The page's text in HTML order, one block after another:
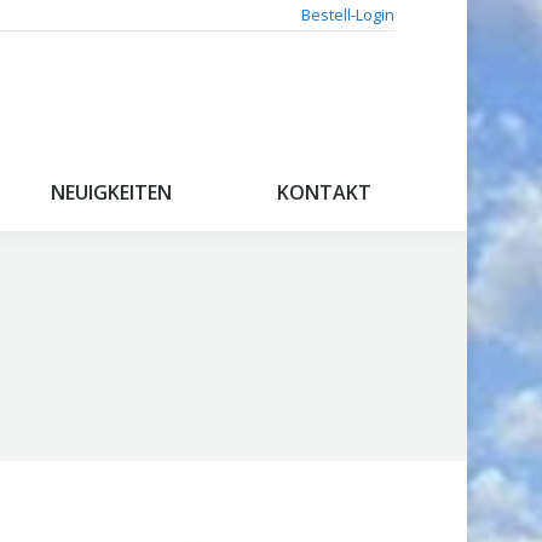
Bestell-Login
NEUIGKEITEN KONTAKT